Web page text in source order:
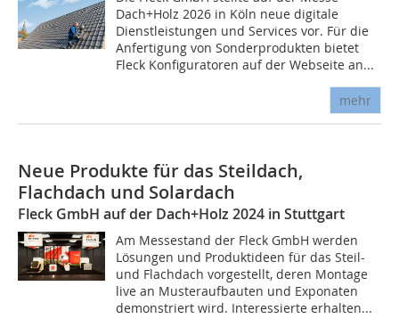
Dach+Holz 2026 in Köln neue digitale
Dienstleistungen und Services vor. Für die
Anfertigung von Sonderprodukten bietet
Fleck Konfiguratoren auf der Webseite an...
mehr
Neue Produkte für das Steildach,
Flachdach und Solardach
Fleck GmbH auf der Dach+Holz 2024 in Stuttgart
Am Messestand der Fleck GmbH werden
Lösungen und Produktideen für das Steil-
und Flachdach vorgestellt, deren Montage
live an Musteraufbauten und Exponaten
demonstriert wird. Interessierte erhalten...